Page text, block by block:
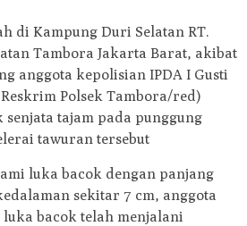
di Kampung Duri Selatan RT.
Tambora Jakarta Barat, akibat
anggota kepolisian IPDA I Gusti
Polsek Tambora/red)
tajam pada punggung
tawuran tersebut
luka bacok dengan panjang
sekitar 7 cm, anggota
bacok telah menjalani